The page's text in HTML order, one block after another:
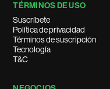
TÉRMINOS DE USO
Suscríbete
Política de privacidad
Términos de suscripción
Tecnología
T&C